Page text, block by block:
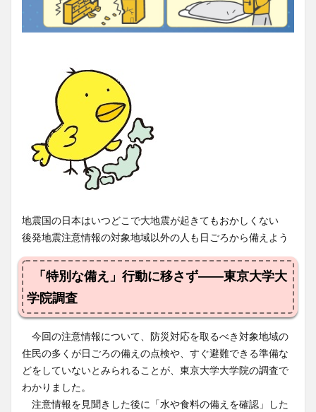
地震国の日本はいつどこで大地震が起きてもおかしくない
後発地震注意情報の対象地域以外の人も日ごろから備えよう
「特別な備え」行動に移さず――東京大学大
学院調査
今回の注意情報について、防災対応を取るべき対象地域の
住民の多くが日ごろの備えの点検や、すぐ避難できる準備な
どをしていないとみられることが、東京大学大学院の調査で
わかりました。
注意情報を見聞きした後に「水や食料の備えを確認」した